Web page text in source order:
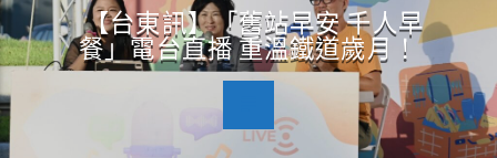
【台東訊】「舊站早安 千人早
餐」電台直播 重溫鐵道歲月！